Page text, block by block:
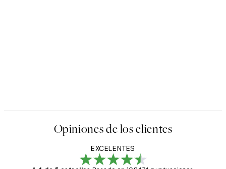
Opiniones de los clientes
EXCELENTES